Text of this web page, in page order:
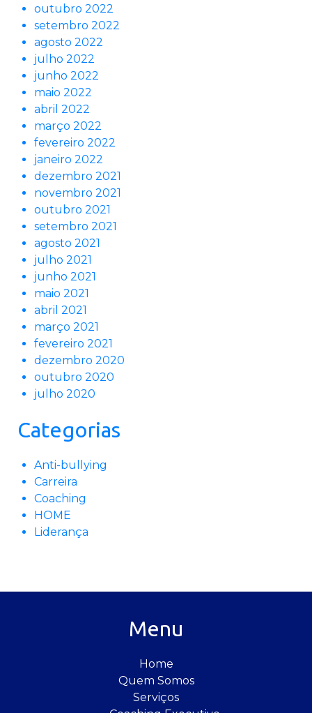
outubro 2022
setembro 2022
agosto 2022
julho 2022
junho 2022
maio 2022
abril 2022
março 2022
fevereiro 2022
janeiro 2022
dezembro 2021
novembro 2021
outubro 2021
setembro 2021
agosto 2021
julho 2021
junho 2021
maio 2021
abril 2021
março 2021
fevereiro 2021
dezembro 2020
outubro 2020
julho 2020
Categorias
Anti-bullying
Carreira
Coaching
HOME
Liderança
Menu
Home
Quem Somos
Serviços